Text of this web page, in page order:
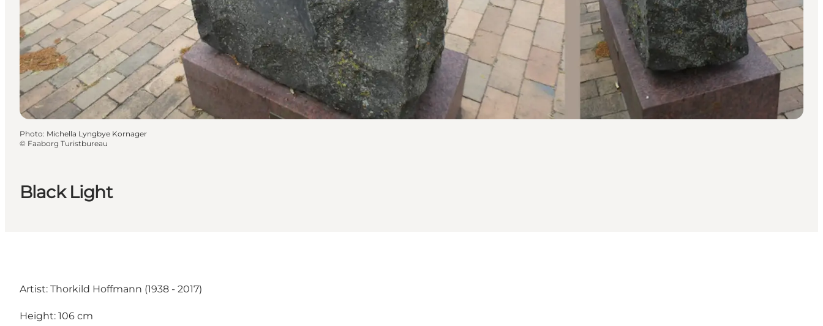
Black Light
Photo: Michella Lyngbye Kornager
© Faaborg Turistbureau
Artist: Thorkild Hoffmann (1938 - 2017)
Height: 106 cm